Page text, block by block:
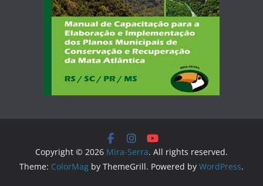
Copyright © 2026 Mira-Serra. All rights reserved.
Theme: ColorMag by ThemeGrill. Powered by WordPress.